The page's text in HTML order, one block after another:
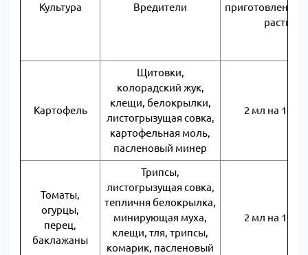
Культура Вредители
приготовления
раствора
Картофель
Щитовки,
колорадский жук,
клещи, белокрылки,
листогрызущая совка,
картофельная моль,
пасленовый минер
2 мл на 10 л
Томаты,
огурцы,
перец,
баклажаны
Трипсы,
листогрызущая совка,
тепличня белокрылка,
минирующая муха,
клещи, тля, трипсы,
комарик, пасленовый
2 мл на 10 л